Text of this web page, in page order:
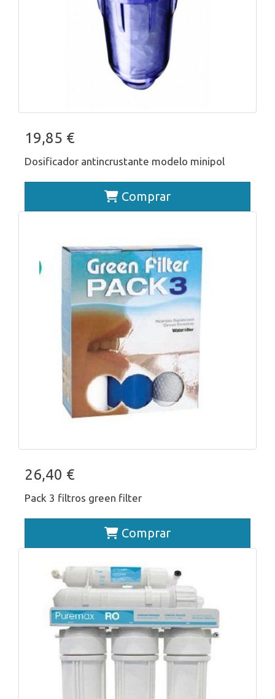
19,85 €
Dosificador antincrustante modelo minipol
Comprar
26,40 €
Pack 3 filtros green filter
Comprar